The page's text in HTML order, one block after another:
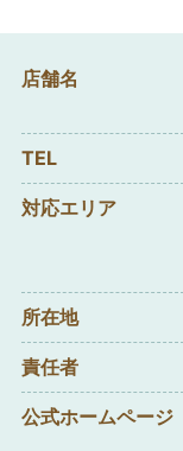
店舗名
TEL
対応エリア
所在地
責任者
公式ホームページ